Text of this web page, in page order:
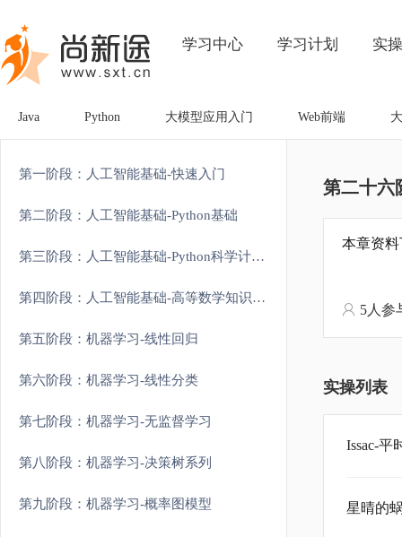
学习中心 学习计划 实操
Java Python 大模型应用入门 Web前端
第一阶段：人工智能基础-快速入门
第二阶段：人工智能基础-Python基础
第三阶段：人工智能基础-Python科学计算和可视化
第四阶段：人工智能基础-高等数学知识强化
第五阶段：机器学习-线性回归
第六阶段：机器学习-线性分类
第七阶段：机器学习-无监督学习
第八阶段：机器学习-决策树系列
第九阶段：机器学习-概率图模型
第二十六
本章资
5人参
实操列表
Issac-平
星晴的